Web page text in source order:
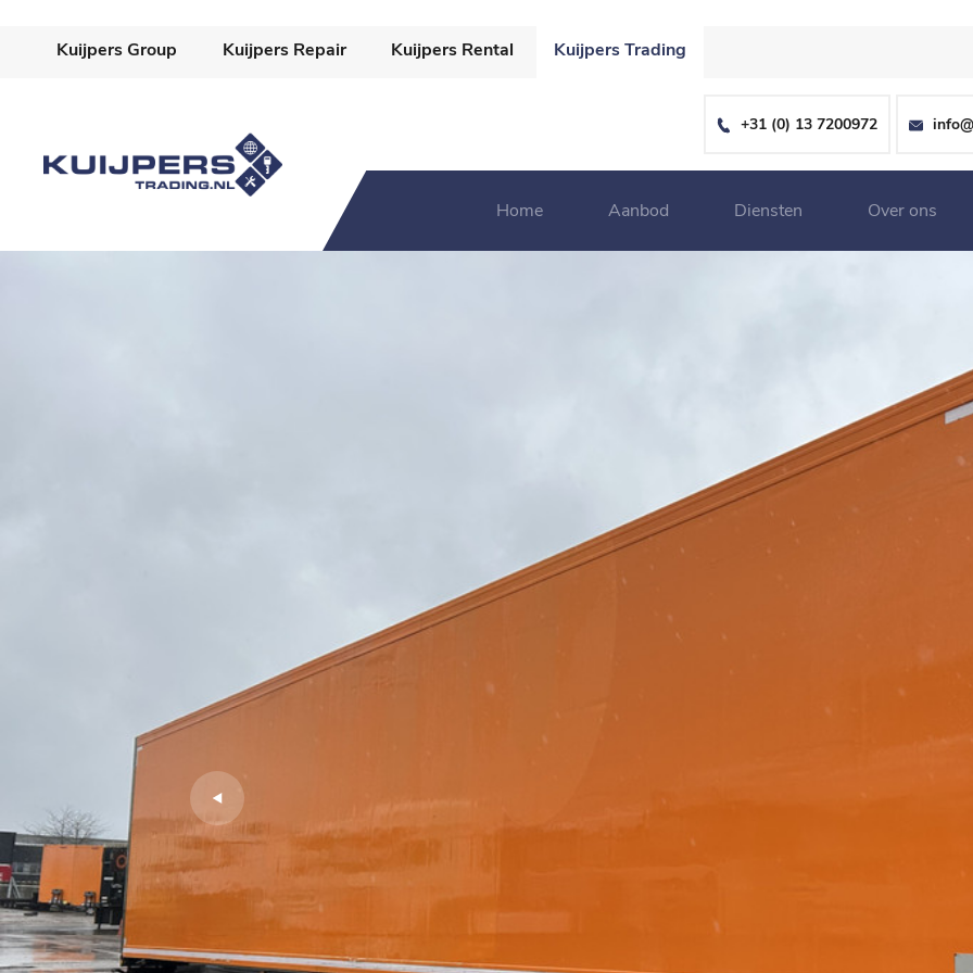
Kuijpers Group Kuijpers Repair Kuijpers Rental Kuijpers Trading
+31 (0) 13 7200972
Home Aanbod Diensten Over ons